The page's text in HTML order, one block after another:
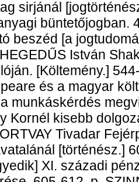
sirjánál
büntetőjogban.
beszéd [a
István
[Költemény.]
és a magyar
munkáskérdés
Kornél kisebb
Tivadar
[történész.]
XI. századi